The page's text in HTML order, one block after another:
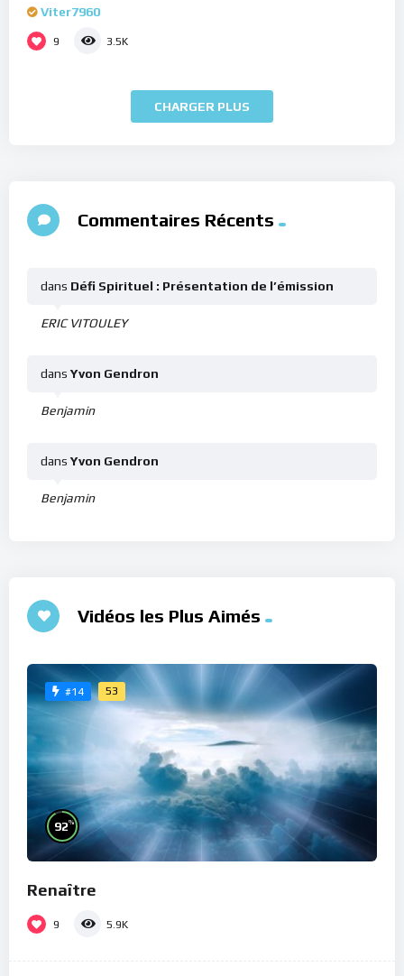
Viter7960
9 3.5K
CHARGER PLUS
Commentaires Récents
ERIC VITOULEY
dans Défi Spirituel : Présentation de l’émission
Benjamin
dans Yvon Gendron
Benjamin
dans Yvon Gendron
Vidéos les Plus Aimés
#14 53
92%
Renaître
9 5.9K